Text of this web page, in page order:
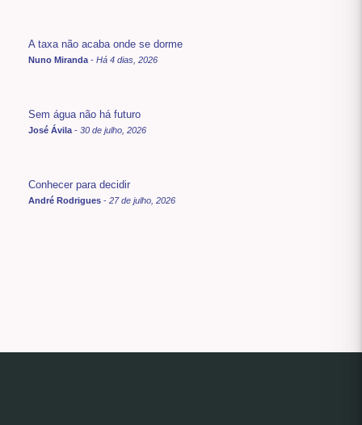
A taxa não acaba onde se dorme
Nuno Miranda - Há 4 dias, 2026
Sem água não há futuro
José Ávila - 30 de julho, 2026
Conhecer para decidir
André Rodrigues - 27 de julho, 2026